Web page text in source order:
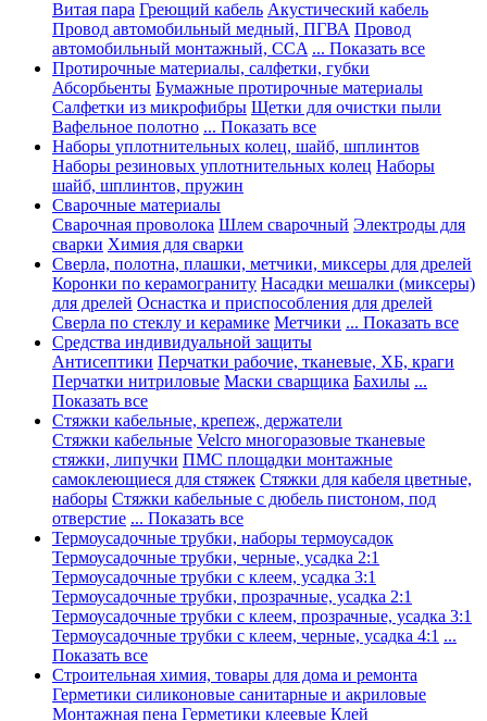
Витая пара Греющий кабель Акустический кабель
Провод автомобильный медный, ПГВА Провод
автомобильный монтажный, CCA ... Показать все
Протирочные материалы, салфетки, губки
Абсорбьенты Бумажные протирочные материалы
Салфетки из микрофибры Щетки для очистки пыли
Вафельное полотно ... Показать все
Наборы уплотнительных колец, шайб, шплинтов
Наборы резиновых уплотнительных колец Наборы
шайб, шплинтов, пружин
Сварочные материалы
Сварочная проволока Шлем сварочный Электроды для
сварки Химия для сварки
Сверла, полотна, плашки, метчики, миксеры для дрелей
Коронки по керамограниту Насадки мешалки (миксеры)
для дрелей Оснастка и приспособления для дрелей
Сверла по стеклу и керамике Метчики ... Показать все
Средства индивидуальной защиты
Антисептики Перчатки рабочие, тканевые, ХБ, краги
Перчатки нитриловые Маски сварщика Бахилы ...
Показать все
Стяжки кабельные, крепеж, держатели
Стяжки кабельные Velcro многоразовые тканевые
стяжки, липучки ПМС площадки монтажные
самоклеющиеся для стяжек Стяжки для кабеля цветные,
наборы Стяжки кабельные с дюбель пистоном, под
отверстие ... Показать все
Термоусадочные трубки, наборы термоусадок
Термоусадочные трубки, черные, усадка 2:1
Термоусадочные трубки с клеем, усадка 3:1
Термоусадочные трубки, прозрачные, усадка 2:1
Термоусадочные трубки с клеем, прозрачные, усадка 3:1
Термоусадочные трубки с клеем, черные, усадка 4:1 ...
Показать все
Строительная химия, товары для дома и ремонта
Герметики силиконовые санитарные и акриловые
Монтажная пена Герметики клеевые Клей